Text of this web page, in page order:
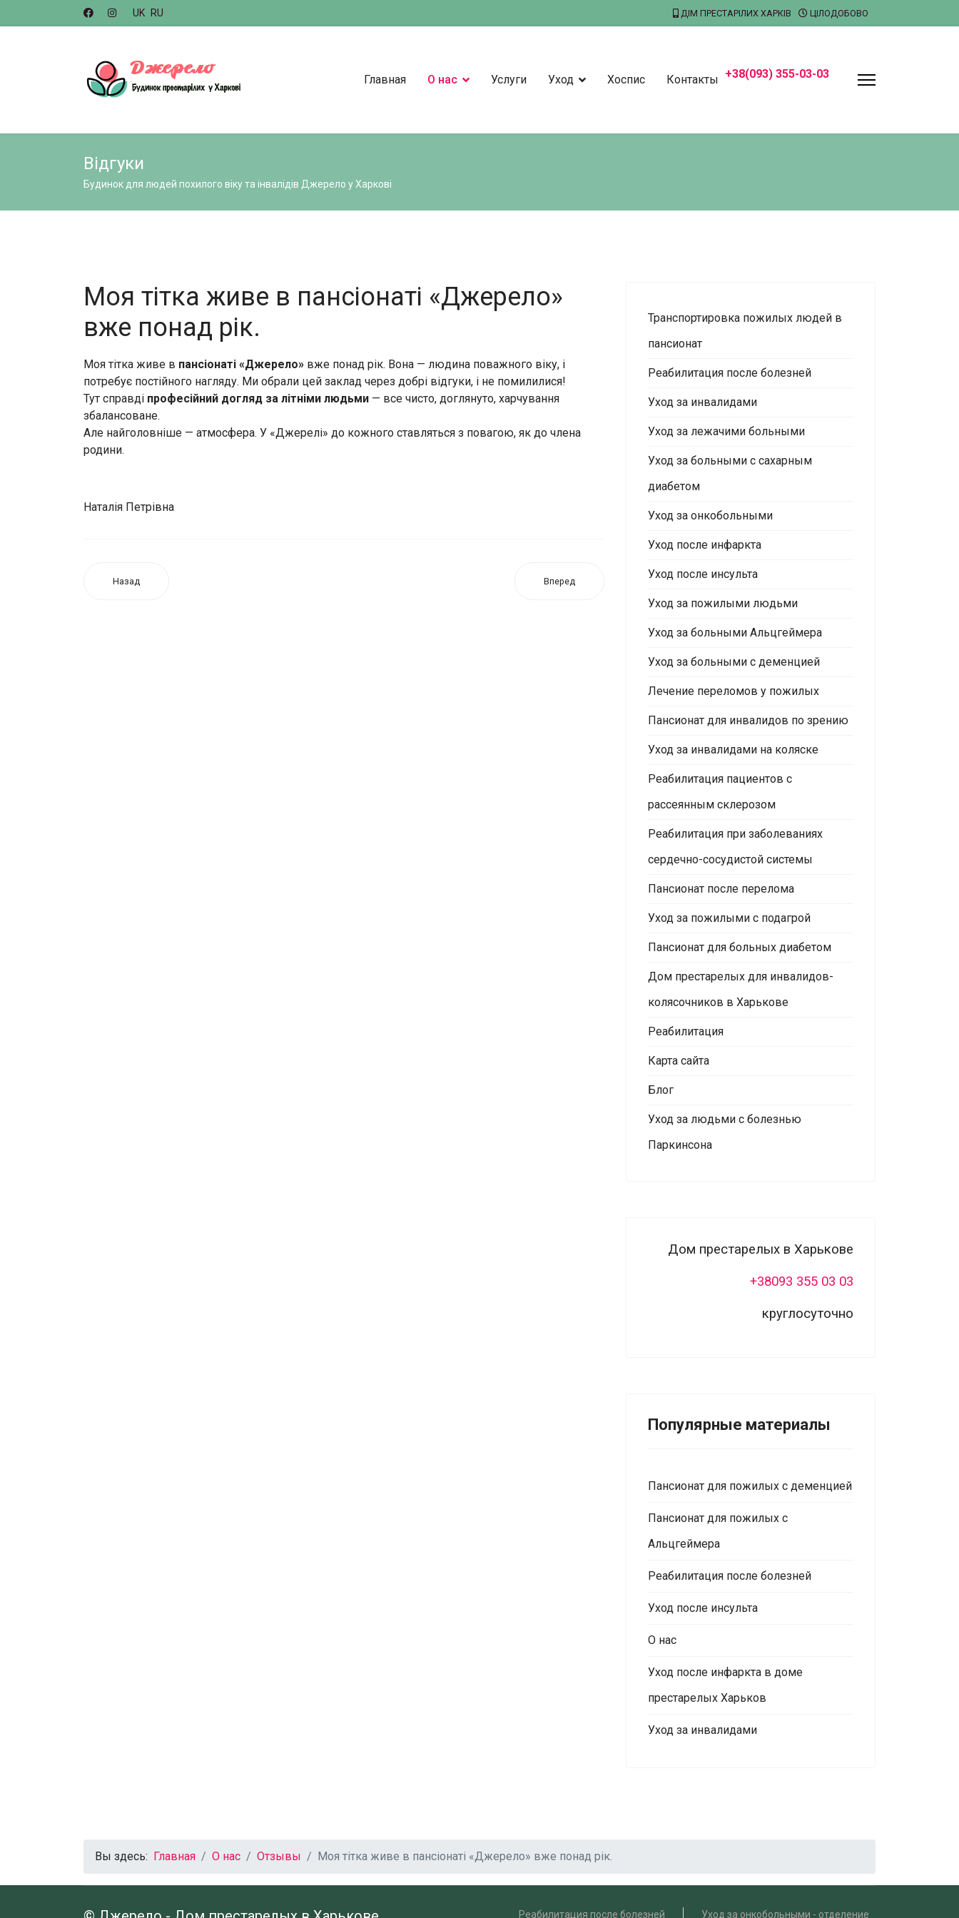
UK RU ДІМ ПРЕСТАРІЛИХ ХАРКІВ ЦІЛОДОБОВО
Главная О нас Услуги Уход Хоспис Контакты +38(093) 355-03-03
Відгуки
Будинок для людей похилого віку та інвалідів Джерело у Харкові
Моя тітка живе в пансіонаті «Джерело»
вже понад рік.
Моя тітка живе в пансіонаті «Джерело» вже понад рік. Вона — людина поважного віку, і
потребує постійного нагляду. Ми обрали цей заклад через добрі відгуки, і не помилилися!
Тут справді професійний догляд за літніми людьми — все чисто, доглянуто, харчування
збалансоване.
Але найголовніше — атмосфера. У «Джерелі» до кожного ставляться з повагою, як до члена
родини.
Наталія Петрівна
Назад Вперед
Транспортировка пожилых людей в
пансионат
Реабилитация после болезней
Уход за инвалидами
Уход за лежачими больными
Уход за больными с сахарным
диабетом
Уход за онкобольными
Уход после инфаркта
Уход после инсульта
Уход за пожилыми людьми
Уход за больными Альцгеймера
Уход за больными с деменцией
Лечение переломов у пожилых
Пансионат для инвалидов по зрению
Уход за инвалидами на коляске
Реабилитация пациентов с
рассеянным склерозом
Реабилитация при заболеваниях
сердечно-сосудистой системы
Пансионат после перелома
Уход за пожилыми с подагрой
Пансионат для больных диабетом
Дом престарелых для инвалидов-
колясочников в Харькове
Реабилитация
Карта сайта
Блог
Уход за людьми с болезнью
Паркинсона
Дом престарелых в Харькове
+38093 355 03 03
круглосуточно
Популярные материалы
Пансионат для пожилых с деменцией
Пансионат для пожилых с
Альцгеймера
Реабилитация после болезней
Уход после инсульта
О нас
Уход после инфаркта в доме
престарелых Харьков
Уход за инвалидами
Вы здесь: Главная О нас Отзывы Моя тітка живе в пансіонаті «Джерело» вже понад рік.
Реабилитация после болезней Уход за онкобольными - отделение